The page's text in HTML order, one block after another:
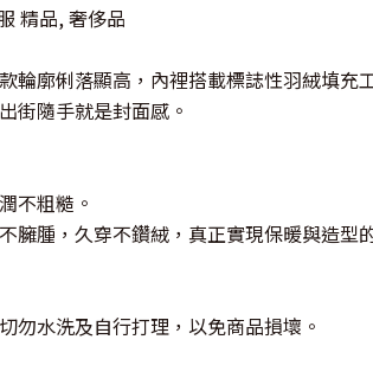
精品, 奢侈品
輪廓俐落顯高，內裡搭載標誌性羽絨填
街隨手就是封面感。
不粗糙。
臃腫，久穿不鑽絨，真正實現保暖與造
勿水洗及自行打理，以免商品損壞。